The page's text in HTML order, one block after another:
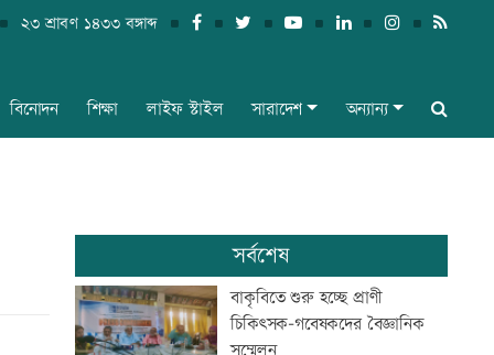
২৩ শ্রাবণ ১৪৩৩ বঙ্গাব্দ
বিনোদন শিক্ষা লাইফ স্টাইল সারাদেশ অন্যান্য
সর্বশেষ
বাকৃবিতে শুরু হচ্ছে প্রাণী
চিকিৎসক-গবেষকদের বৈজ্ঞানিক